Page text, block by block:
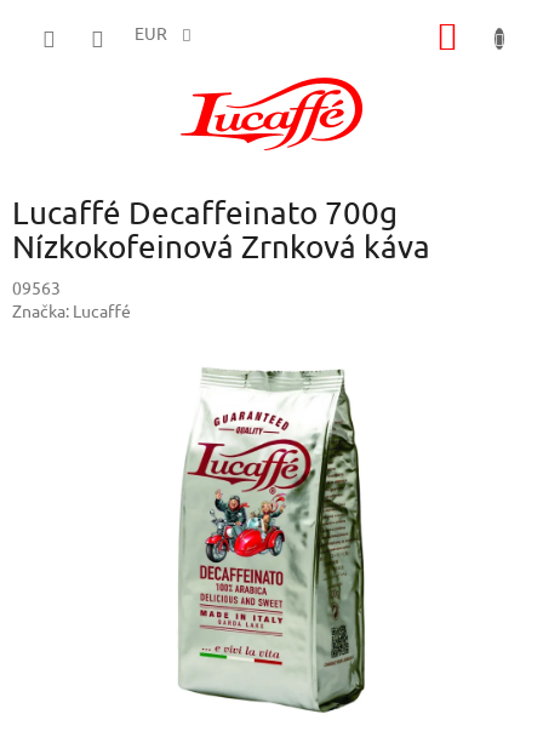
EUR
Lucaffé Decaffeinato 700g
Nízkokofeinová Zrnková káva
09563
Značka: Lucaffé